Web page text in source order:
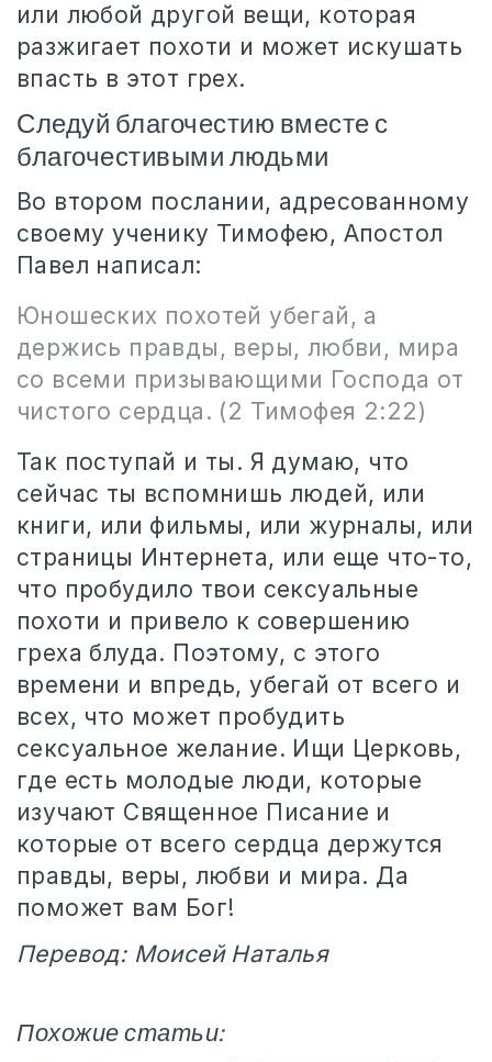
или любой другой вещи, которая
разжигает похоти и может искушать
впасть в этот грех.
Следуй благочестию вместе с
благочестивыми людьми
Во втором послании, адресованному
своему ученику Тимофею, Апостол
Павел написал:
Юношеских похотей убегай, а
держись правды, веры, любви, мира
со всеми призывающими Господа от
чистого сердца. (2 Тимофея 2:22)
Так поступай и ты. Я думаю, что
сейчас ты вспомнишь людей, или
книги, или фильмы, или журналы, или
страницы Интернета, или еще что-то,
что пробудило твои сексуальные
похоти и привело к совершению
греха блуда. Поэтому, с этого
времени и впредь, убегай от всего и
всех, что может пробудить
сексуальное желание. Ищи Церковь,
где есть молодые люди, которые
изучают Священное Писание и
которые от всего сердца держутся
правды, веры, любви и мира. Да
поможет вам Бог!
Перевод: Моисей Наталья
Похожие статьи: